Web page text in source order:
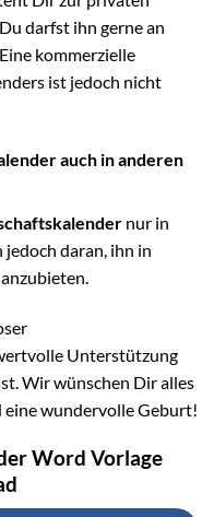
darfst ihn gerne an
kommerzielle
ist jedoch nicht
auch in anderen
nur in
daran, ihn in
Unterstützung
Wir wünschen Dir alles
eine wundervolle Geburt!
Word Vorlage